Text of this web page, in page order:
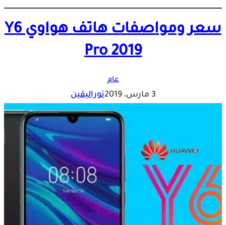
سعر ومواصفات هاتف هواوي Y6
Pro 2019
عام
3 مارس، 2019 نوراليقين